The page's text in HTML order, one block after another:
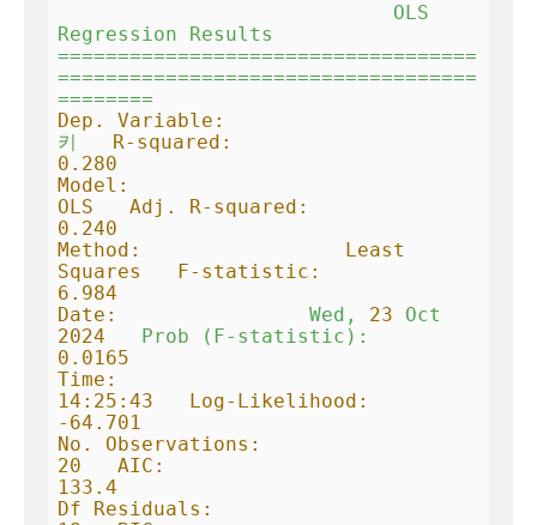
OLS
Regression
Results
===================================
===================================
========
Dep. Variable:
키
R-squared:
0.280
Model:
OLS   Adj. R-squared:
0.240
Method:                 Least
Squares   F-statistic:
6.984
Date:
Wed, 23
Oct
2024 Prob
(F-statistic):
0.0165
Time:
14:25:43   Log-Likelihood:
-64.701
No. Observations:
20   AIC:
133.4
Df Residuals: